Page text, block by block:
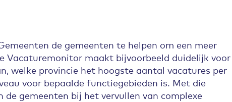
de gemeenten te helpen om een meer
Vacaturemonitor maakt bijvoorbeeld duidelijk voor
welke provincie het hoogste aantal vacatures per
voor bepaalde functiegebieden is. Met die
gemeenten bij het vervullen van complexe